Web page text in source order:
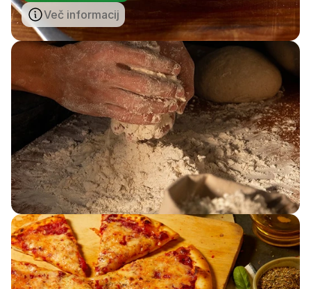
Več informacij